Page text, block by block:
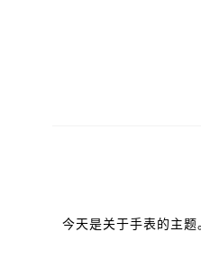
今天是关于手表的主题